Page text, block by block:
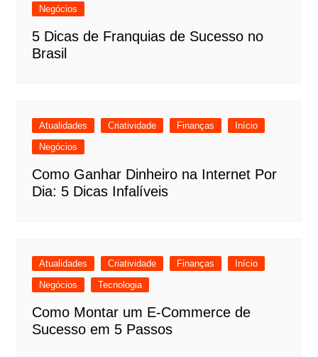
Negócios
5 Dicas de Franquias de Sucesso no
Brasil
Atualidades Criatividade Finanças
Início
Negócios
Como Ganhar Dinheiro na Internet Por
Dia: 5 Dicas Infalíveis
Atualidades Criatividade Finanças
Início
Negócios
Tecnologia
Como Montar um E-Commerce de
Sucesso em 5 Passos